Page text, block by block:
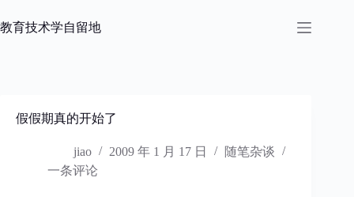
过
教育技术学自留地
假假期真的开始了
jiao 2009 年 1 月 17 日
随笔杂谈
一条评论